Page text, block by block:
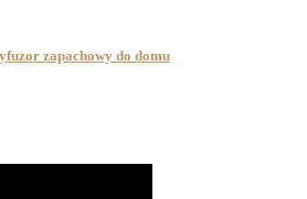
zapachowy do domu